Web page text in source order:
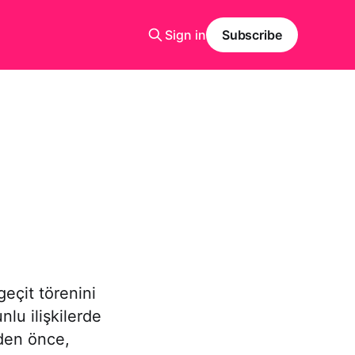
Sign in Subscribe
törenini
ilişkilerde
önce,